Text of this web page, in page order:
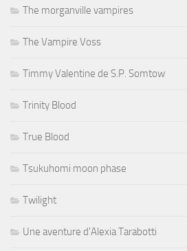
The morganville vampires
The Vampire Voss
Timmy Valentine de S.P. Somtow
Trinity Blood
True Blood
Tsukuhomi moon phase
Twilight
Une aventure d'Alexia Tarabotti